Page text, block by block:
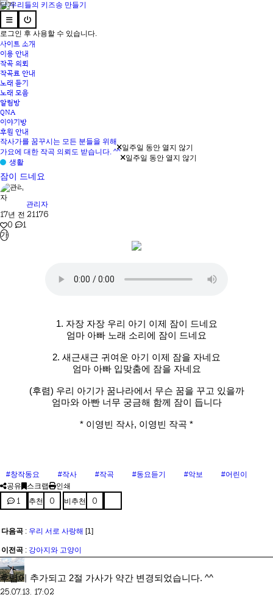
로그인 후 사용할 수 있습니다.
사이트 소개
이용 안내
작곡 의뢰
작곡료 안내
노래 듣기
노래 모음
알림방
QNA
이야기방
후원 안내
작사가를 꿈꾸시는 모든 분들을 위해
일주일 동안 열지 않기
가요에 대한 작곡 의뢰도 받습니다. ^^
일주일 동안 열지 않기
생활
잠이 드네요
관리자
17년 전 21176
0
1
가
1. 자장 자장 우리 아기 이제 잠이 드네요
엄마 아빠 노래 소리에 잠이 드네요
2. 새근새근 귀여운 아기 이제 잠을 자네요
엄마 아빠 입맞춤에 잠을 자네요
(후렴) 우리 아기가 꿈나라에서 무슨 꿈을 꾸고 있을까
엄마와 아빤 너무 궁금해 함께 잠이 듭니다
* 이영빈 작사, 이영빈 작곡 *
#창작동요 #작사 #작곡 #동요듣기 #악보
#어린이
공유
스크랩 인쇄
1 추천 0 비추천 0
다음곡 : 우리 서로 사랑해 [1]
이전곡 : 강아지와 고양이
관리자
후렴이 추가되고 2절 가사가 약간 변경되었습니다. ^^
25.07.13. 17:02
닫기